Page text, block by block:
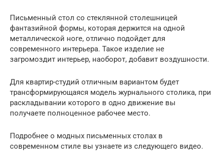
Письменный стол со стеклянной столешницей
фантазийной формы, которая держится на одной
металлической ноге, отлично подойдет для
современного интерьера. Такое изделие не
загромоздит интерьер, наоборот, добавит воздушности.
Для квартир-студий отличным вариантом будет
трансформирующаяся модель журнального столика, при
раскладывании которого в одно движение вы
получаете полноценное рабочее место.
Подробнее о модных письменных столах в
современном стиле вы узнаете из следующего видео.